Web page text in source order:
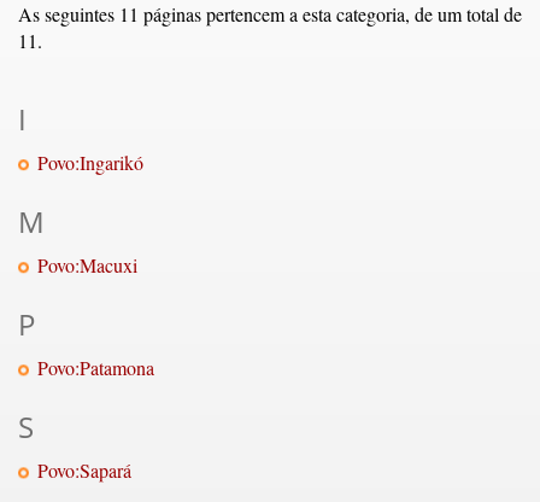
As seguintes 11 páginas pertencem a esta categoria, de um total de
11.
I
Povo:Ingarikó
M
Povo:Macuxi
P
Povo:Patamona
S
Povo:Sapará